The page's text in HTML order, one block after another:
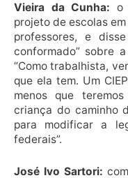
Vieira da Cunha: o
projeto de escolas
professores, e
conformado” sobre
“Como trabalhista,
que ela tem. Um
menos que
criança do caminho
para modificar a
federais”.
José Ivo Sartori: